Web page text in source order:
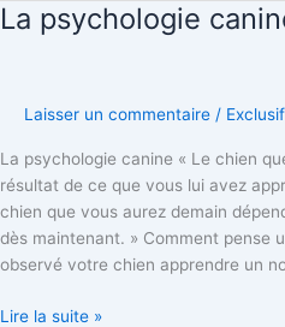
La psychologie
Laisser un commentaire / Exclusif
La psychologie canine « Le chien
résultat de ce que vous lui avez
chien que vous aurez demain
dès maintenant. » Comment pense
observé votre chien apprendre un
La
psychologie
Lire la suite »